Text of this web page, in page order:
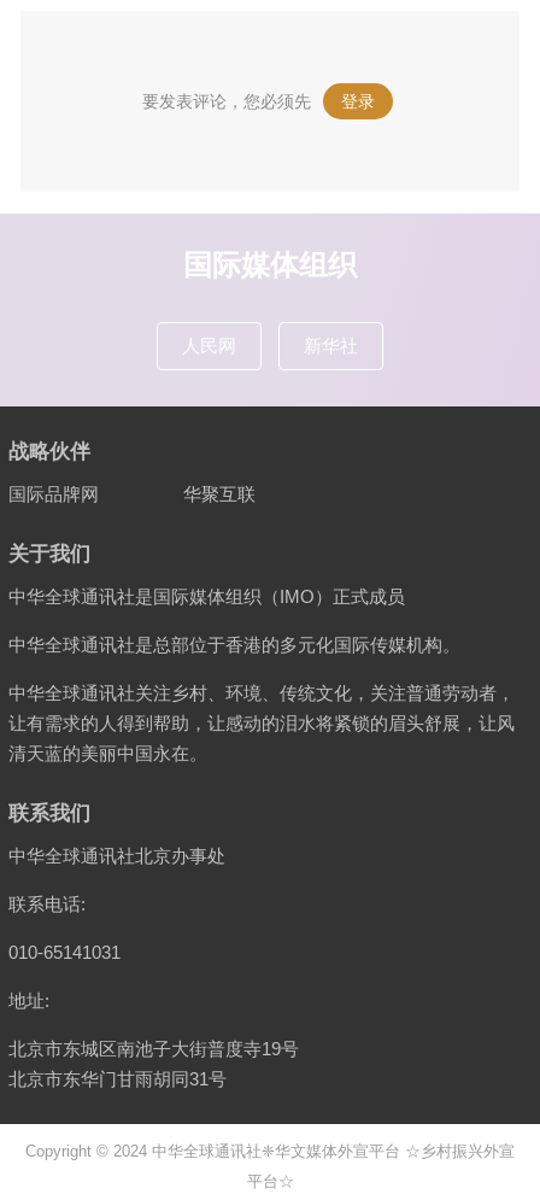
要发表评论，您必须先 登录 。
国际媒体组织
人民网 新华社
战略伙伴
国际品牌网 华聚互联
关于我们
中华全球通讯社是国际媒体组织（IMO）正式成员
中华全球通讯社是总部位于香港的多元化国际传媒机构。
中华全球通讯社关注乡村、环境、传统文化，关注普通劳动者，
让有需求的人得到帮助，让感动的泪水将紧锁的眉头舒展，让风
清天蓝的美丽中国永在。
联系我们
中华全球通讯社北京办事处
联系电话:
010-65141031
地址:
北京市东城区南池子大街普度寺19号
北京市东华门甘雨胡同31号
Copyright © 2024 中华全球通讯社❈华文媒体外宣平台 ☆乡村振兴外宣
平台☆